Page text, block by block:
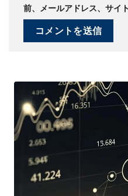
前、メールアドレス、サイ